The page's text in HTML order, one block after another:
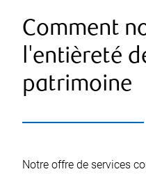
Comment
l'entièreté
patrimoine
Notre offre de services